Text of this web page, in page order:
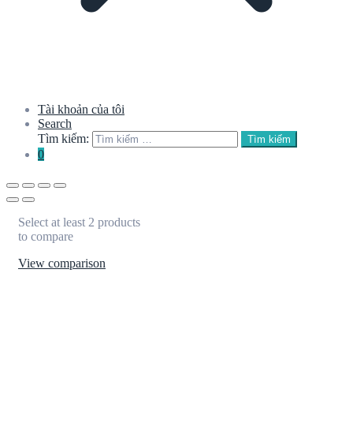
Tài khoản của tôi
Search
Tìm kiếm:
Tìm kiếm
0
Select at least 2 products
to compare
View comparison